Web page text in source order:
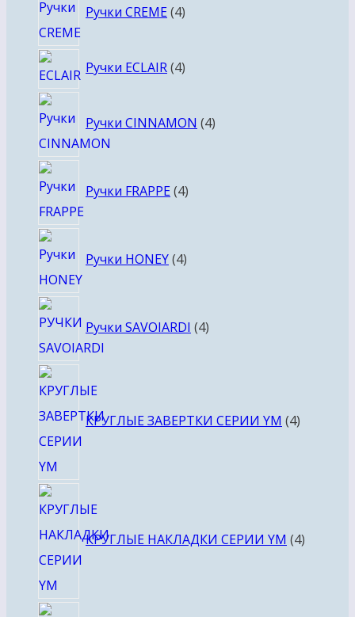
Ручки CREME 4товара
Ручки ECLAIR 44
Ручки CINNAMON 4товара
Ручки FRAPPE 4товара
Ручки HONEY 4товара
Ручки SAVOIARDI 4товара
КРУГЛЫЕ ЗАВЕРТКИ СЕРИИ YM 4
КРУГЛЫЕ НАКЛАДКИ СЕРИИ YM 4